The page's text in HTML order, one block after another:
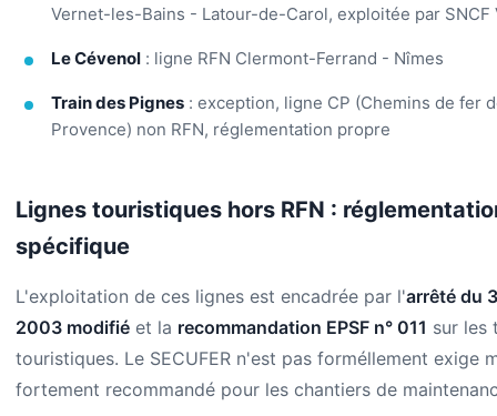
Vernet-les-Bains - Latour-de-Carol, exploitée par SNCF
Le Cévenol : ligne RFN Clermont-Ferrand - Nîmes
Train des Pignes : exception, ligne CP (Chemins de fer
Provence) non RFN, réglementation propre
Lignes touristiques hors RFN :
spécifique
L'exploitation de ces lignes est encadrée par l'arrêté du
2003 modifié et la recommandation EPSF n° 011 sur les
touristiques. Le SECUFER n'est pas forméllement exige
fortement recommandé pour les chantiers de